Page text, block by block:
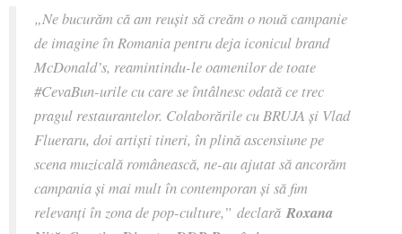
„Ne bucurăm că am reușit să creăm o nouă campanie
de imagine în Romania pentru deja iconicul brand
McDonald’s, reamintindu-le oamenilor de toate
#CevaBun-urile cu care se întâlnesc odată ce trec
pragul restaurantelor. Colaborările cu BRUJA și Vlad
Flueraru, doi artiști tineri, în plină ascensiune pe
scena muzicală românească, ne-au ajutat să ancorăm
campania și mai mult în contemporan și să fim
relevanți în zona de pop-culture,” declară Roxana